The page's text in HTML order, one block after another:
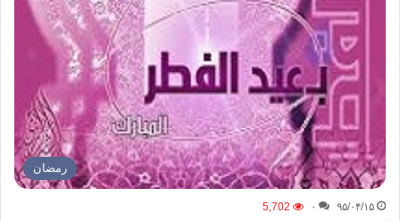
رمضان
۹۵/۰۴/۱۵ ۰ 5,702